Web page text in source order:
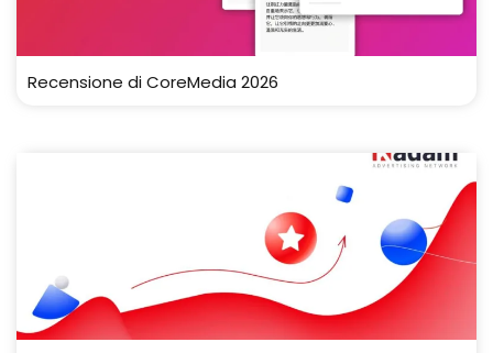
Recensione di CoreMedia 2026